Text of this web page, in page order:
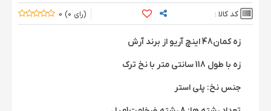
0 0 کد کالا :
زه کمان48 اینچ آریو از برند آرش
زه با طول 118 سانتی متر با نخ ترک
جنس نخ: پلی استر